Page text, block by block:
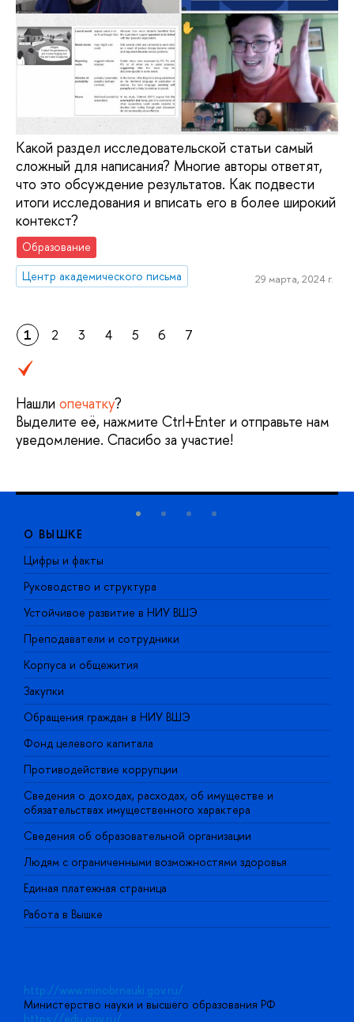
Какой раздел исследовательской статьи самый
сложный для написания? Многие авторы ответят,
что это обсуждение результатов. Как подвести
итоги исследования и вписать его в более широкий
контекст?
Образование
Центр академического письма
29 марта, 2024 г.
1 2 3 4 5 6 7
Нашли опечатку?
Выделите её, нажмите Ctrl+Enter и отправьте нам
уведомление. Спасибо за участие!
О ВЫШКЕ
Цифры и факты
Руководство и структура
Устойчивое развитие в НИУ ВШЭ
Преподаватели и сотрудники
Корпуса и общежития
Закупки
Обращения граждан в НИУ ВШЭ
Фонд целевого капитала
Противодействие коррупции
Сведения о доходах, расходах, об имуществе и
обязательствах имущественного характера
Сведения об образовательной организации
Людям с ограниченными возможностями здоровья
Единая платежная страница
Работа в Вышке
http://www.minobrnauki.gov.ru/
Министерство науки и высшего образования РФ
https://edu.gov.ru/